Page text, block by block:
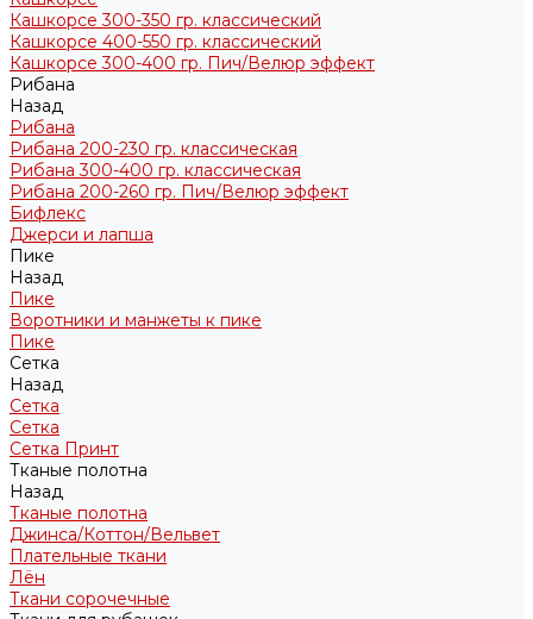
Кашкорсе 300-350 гр. классический
Кашкорсе 400-550 гр. классический
Кашкорсе 300-400 гр. Пич/Велюр эффект
Рибана
Назад
Рибана
Рибана 200-230 гр. классическая
Рибана 300-400 гр. классическая
Рибана 200-260 гр. Пич/Велюр эффект
Бифлекс
Джерси и лапша
Пике
Назад
Пике
Воротники и манжеты к пике
Пике
Сетка
Назад
Сетка
Сетка
Сетка Принт
Тканые полотна
Назад
Тканые полотна
Джинса/Коттон/Вельвет
Плательные ткани
Лён
Ткани сорочечные